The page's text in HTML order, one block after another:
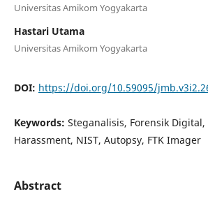
Universitas Amikom Yogyakarta
Hastari Utama
Universitas Amikom Yogyakarta
DOI: https://doi.org/10.59095/
Keywords: Steganalisis, Forensik Digital,
Harassment, NIST, Autopsy, FTK Imager
Abstract